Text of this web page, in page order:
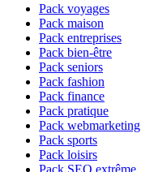
Pack voyages
Pack maison
Pack entreprises
Pack bien-être
Pack seniors
Pack fashion
Pack finance
Pack pratique
Pack webmarketing
Pack sports
Pack loisirs
Pack SEO extrême